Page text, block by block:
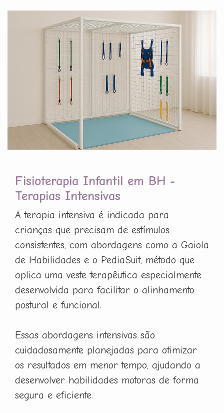
Fisioterapia Infantil em BH -
Terapias Intensivas
A terapia intensiva é indicada para
crianças que precisam de estímulos
consistentes, com abordagens como a Gaiola
de Habilidades e o PediaSuit, método que
aplica uma veste terapêutica especialmente
desenvolvida para facilitar o alinhamento
postural e funcional.
Essas abordagens intensivas são
cuidadosamente planejadas para otimizar
os resultados em menor tempo, ajudando a
desenvolver habilidades motoras de forma
segura e eficiente.